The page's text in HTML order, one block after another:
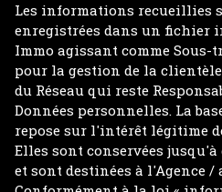
Les informations recueillies
enregistrées dans un fichier
Immo agissant comme
pour la gestion de la
du Réseau qui reste
Données personnelles. La
repose sur l'intérêt légitime
Elles sont conservées
et sont destinées à l'Agence /